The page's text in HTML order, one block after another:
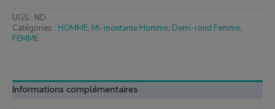
UGS : ND
Catégories : HOMME, Mi-montante Homme, Demi-rond Femme,
FEMME
Informations complémentaires